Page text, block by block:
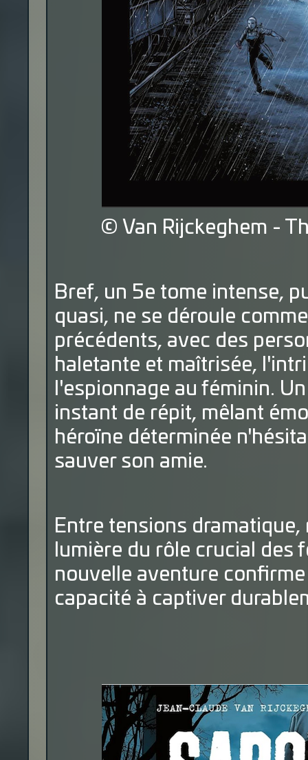
© Van Rijckeghem -
Bref, un 5e tome intense,
quasi, ne se déroule
précédents, avec des
haletante et maîtrisée,
l'espionnage au féminin.
instant de répit, mêlant
héroïne déterminée
sauver son amie.
Entre tensions
lumière du rôle crucial des
nouvelle aventure
capacité à captiver